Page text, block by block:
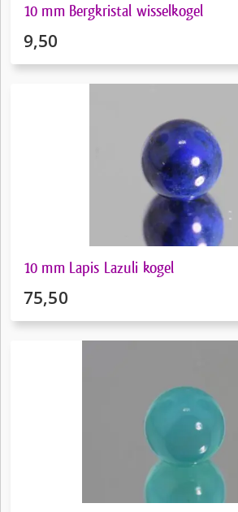
10 mm Bergkristal wisselkogel
9,50
10 mm Lapis Lazuli kogel
75,50